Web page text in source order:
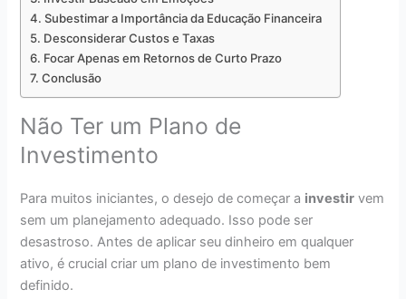
Subestimar a Importância da Educação Financeira
Desconsiderar Custos e Taxas
Focar Apenas em Retornos de Curto Prazo
Conclusão
Não Ter um Plano de
Investimento
Para muitos iniciantes, o desejo de começar a investir vem
sem um planejamento adequado. Isso pode ser
desastroso. Antes de aplicar seu dinheiro em qualquer
ativo, é crucial criar um plano de investimento bem
definido.